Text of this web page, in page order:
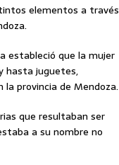
elementos a través
estableció que la mujer
hasta juguetes,
la provincia de Mendoza.
que resultaban ser
a su nombre no